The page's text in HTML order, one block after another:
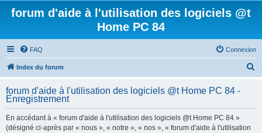
forum d'aide à l'utilisation des logiciels @t
Home PC 84
FAQ Connexion
Index du forum
h
forum d'aide à l'utilisation des logiciels @t Home PC 84 -
Enregistrement
En accédant à « forum d'aide à l'utilisation des logiciels @t Home PC 84 »
(désigné ci-après par « nous », « notre », « nos », « forum d'aide à l'utilisation